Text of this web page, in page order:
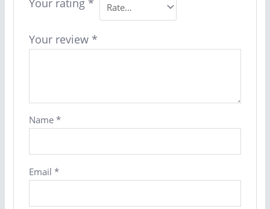
Your rating *
Your review *
Name *
Email *